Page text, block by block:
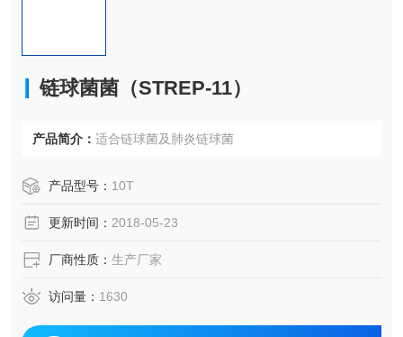
链球菌菌（STREP-11）
产品简介： 适合链球菌及肺炎链球菌
产品型号： 10T
更新时间： 2018-05-23
厂商性质： 生产厂家
访问量： 1630